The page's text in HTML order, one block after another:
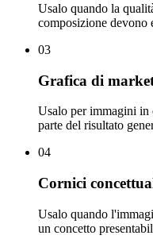
Usalo quando la
composizione devono
03
Grafica di
Usalo per immagini
parte del risultato
04
Cornici
Usalo quando
un concetto